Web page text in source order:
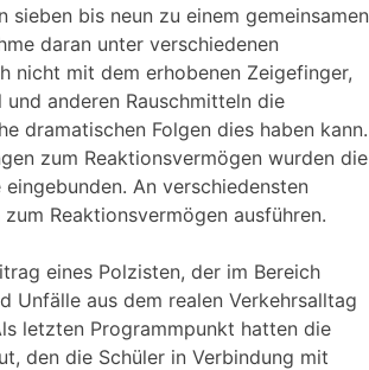
bis neun zu einem gemeinsamen
daran unter verschiedenen
nicht mit dem erhobenen Zeigefinger,
anderen Rauschmitteln die
dramatischen Folgen dies haben kann.
zum Reaktionsvermögen wurden die
An verschiedensten
Reaktionsvermögen ausführen.
eines Polzisten, der im Bereich
Unfälle aus dem realen Verkehrsalltag
letzten Programmpunkt hatten die
den die Schüler in Verbindung mit